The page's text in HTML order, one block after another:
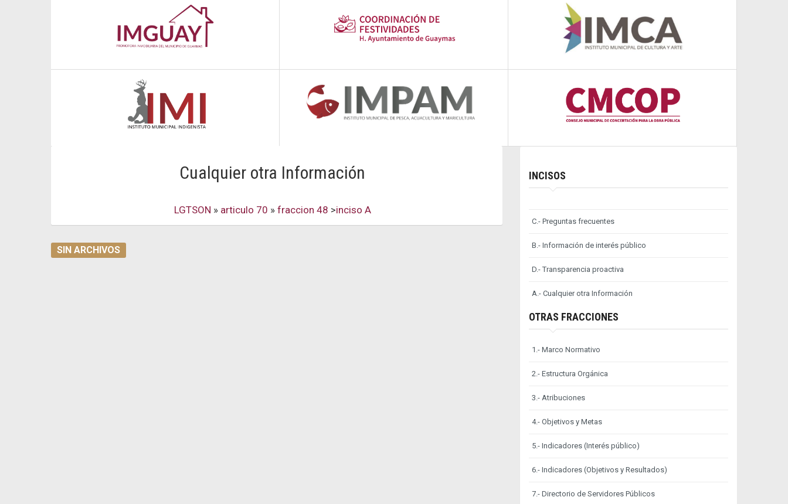
Cualquier otra Información
LGTSON » articulo 70 » fraccion 48 >inciso A
SIN ARCHIVOS
INCISOS
C.- Preguntas frecuentes
B.- Información de interés público
D.- Transparencia proactiva
A.- Cualquier otra Información
OTRAS FRACCIONES
1.- Marco Normativo
2.- Estructura Orgánica
3.- Atribuciones
4.- Objetivos y Metas
5.- Indicadores (Interés público)
6.- Indicadores (Objetivos y Resultados)
7.- Directorio de Servidores Públicos